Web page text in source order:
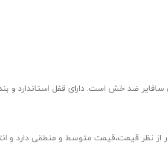
ضد خش است. دارای قفل استاندارد و
از نظر قیمت،قیمت متوسط و منطقی دارد و